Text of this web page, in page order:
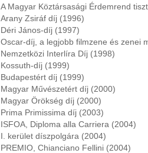
A Magyar Köztársasági Érdemrend
Arany Zsiráf díj (1996)
Déri János-díj (1997)
Oscar-díj, a legjobb filmzene és zenei
Nemzetközi Interlíra Díj (1998)
Kossuth-díj (1999)
Budapestért díj (1999)
Magyar Művészetért díj (2000)
Magyar Örökség díj (2000)
Prima Primissima díj (2003)
ISFOA, Diploma alla Carriera (2004)
I. kerület díszpolgára (2004)
PREMIO, Chianciano Fellini (2004)